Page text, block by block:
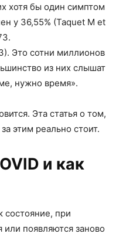
хотя бы один симптом
у 36,55% (Taquet M et
Это сотни миллионов
из них слышат
нужно время».
Эта статья о том,
этим реально стоит.
и как
состояние, при
появляются заново